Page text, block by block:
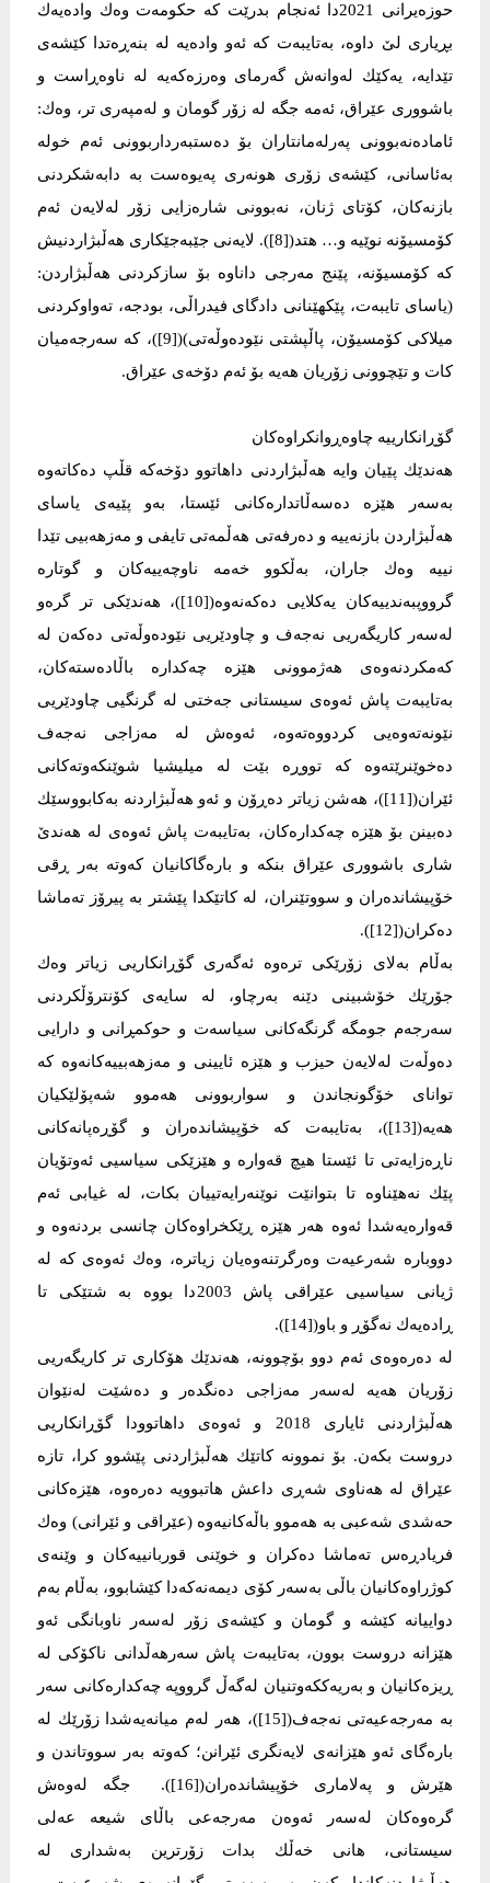
حوزەیرانی 2021دا ئەنجام بدرێت كە حكومەت وەك وادەیەك
بڕیاری لێ داوە، بەتایبەت كە ئەو وادەیە لە بنەڕەتدا كێشەی
تێدایە، یەكێك لەوانەش گەرمای وەرزەكەیە لە ناوەڕاست و
باشووری عێراق، ئەمە جگە لە زۆر گومان و لەمپەری تر، وەك:
ئامادەنەبوونی پەرلەمانتاران بۆ دەستبەرداربوونی ئەم خولە
بەئاسانی، كێشەی زۆری هونەری پەیوەست بە دابەشكردنی
بازنەكان، كۆتای ژنان، نەبوونی شارەزایی زۆر لەلایەن ئەم
كۆمسیۆنە نوێیە و… هتد([8]). لایەنی جێبەجێكاری هەڵبژاردنیش
كە كۆمسیۆنە، پێنج مەرجی داناوە بۆ سازكردنی هەڵبژاردن:
(یاسای تایبەت، پێكهێنانی دادگای فیدراڵی، بودجە، تەواوكردنی
میلاكی كۆمسیۆن، پاڵپشتی نێودەوڵەتی)([9])، كە سەرجەمیان
كات و تێچوونی زۆریان هەیە بۆ ئەم دۆخەی عێراق.
گۆڕانكارییە چاوەڕوانكراوەكان
هەندێك پێیان وایە هەڵبژاردنی داهاتوو دۆخەكە قڵپ دەكاتەوە
بەسەر هێزە دەسەڵاتدارەكانی ئێستا، بەو پێیەی یاسای
هەڵبژاردن بازنەییە و دەرفەتی هەڵمەتی تایفی و مەزهەبیی تێدا
نییە وەك جاران، بەڵكوو خەمە ناوچەییەكان و گوتارە
گرووپبەندییەكان یەكلایی دەكەنەوە([10])، هەندێكی تر گرەو
لەسەر كاریگەریی نەجەف و چاودێریی نێودەوڵەتی دەكەن لە
كەمكردنەوەی هەژموونی هێزە چەكدارە باڵادەستەكان،
بەتایبەت پاش ئەوەی سیستانی جەختی لە گرنگیی چاودێریی
نێونەتەوەیی كردووەتەوە، ئەوەش لە مەزاجی نەجەف
دەخوێنرێتەوە كە تووڕە بێت لە میلیشیا شوێنكەوتەكانی
ئێران([11])، هەشن زیاتر دەڕۆن و ئەو هەڵبژاردنە بەكابووسێك
دەبینن بۆ هێزە چەكدارەكان، بەتایبەت پاش ئەوەی لە هەندێ
شاری باشووری عێراق بنكە و بارەگاكانیان كەوتە بەر ڕقی
خۆپیشاندەران و سووتێنران، لە كاتێكدا پێشتر بە پیرۆز تەماشا
دەكران([12]).
بەڵام بەلای زۆرێكی ترەوە ئەگەری گۆڕانكاریی زیاتر وەك
جۆرێك خۆشبینی دێنە بەرچاو، لە سایەی كۆنترۆڵكردنی
سەرجەم جومگە گرنگەكانی سیاسەت و حوكمڕانی و دارایی
دەوڵەت لەلایەن حیزب و هێزە ئایینی و مەزهەبییەكانەوە كە
توانای خۆگونجاندن و سواربوونی هەموو شەپۆلێكیان
هەیە([13])، بەتایبەت كە خۆپیشاندەران و گۆڕەپانەكانی
ناڕەزایەتی تا ئێستا هیچ قەوارە و هێزێكی سیاسیی ئەوتۆیان
پێك نەهێناوە تا بتوانێت نوێنەرایەتییان بكات، لە غیابی ئەم
قەوارەیەشدا ئەوە هەر هێزە ڕێكخراوەكان چانسی بردنەوە و
دووبارە شەرعیەت وەرگرتنەوەیان زیاترە، وەك ئەوەی كە لە
ژیانی سیاسیی عێراقی پاش 2003دا بووە بە شتێكی تا
ڕادەیەك نەگۆڕ و باو([14]).
لە دەرەوەی ئەم دوو بۆچوونە، هەندێك هۆكاری تر كاریگەریی
زۆریان هەیە لەسەر مەزاجی دەنگدەر و دەشێت لەنێوان
هەڵبژاردنی ئایاری 2018 و ئەوەی داهاتوودا گۆڕانكاریی
دروست بكەن. بۆ نموونە كاتێك هەڵبژاردنی پێشوو كرا، تازە
عێراق لە هەناوی شەڕی داعش هاتبوویە دەرەوە، هێزەكانی
حەشدی شەعبی بە هەموو باڵەكانیەوە (عێراقی و ئێرانی) وەك
فریادڕەس تەماشا دەكران و خوێنی قوربانییەكان و وێنەی
كوژراوەكانیان باڵی بەسەر كۆی دیمەنەكەدا كێشابوو، بەڵام بەم
دواییانە كێشە و گومان و كێشەی زۆر لەسەر ناوبانگی ئەو
هێزانە دروست بوون، بەتایبەت پاش سەرهەڵدانی ناكۆكی لە
ڕیزەكانیان و بەریەككەوتنیان لەگەڵ گرووپە چەكدارەكانی سەر
بە مەرجەعیەتی نەجەف([15])، هەر لەم میانەیەشدا زۆرێك لە
بارەگای ئەو هێزانەی لایەنگری ئێرانن؛ كەوتە بەر سووتاندن و
هێرش و پەلاماری خۆپیشاندەران([16]). جگە لەوەش
گرەوەكان لەسەر ئەوەن مەرجەعی باڵای شیعە عەلی
سیستانی، هانی خەڵك بدات زۆرترین بەشداری لە